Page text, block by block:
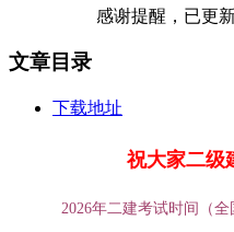
感谢提醒，已更
文章目录
下载地址
祝大家二级
2026年二建考试时间（全